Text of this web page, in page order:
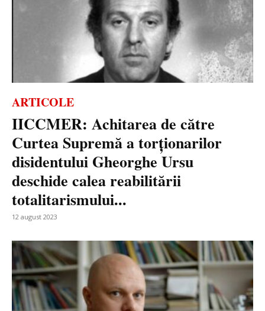
ARTICOLE
IICCMER: Achitarea de către
Curtea Supremă a torționarilor
disidentului Gheorghe Ursu
deschide calea reabilitării
totalitarismului...
12 august 2023